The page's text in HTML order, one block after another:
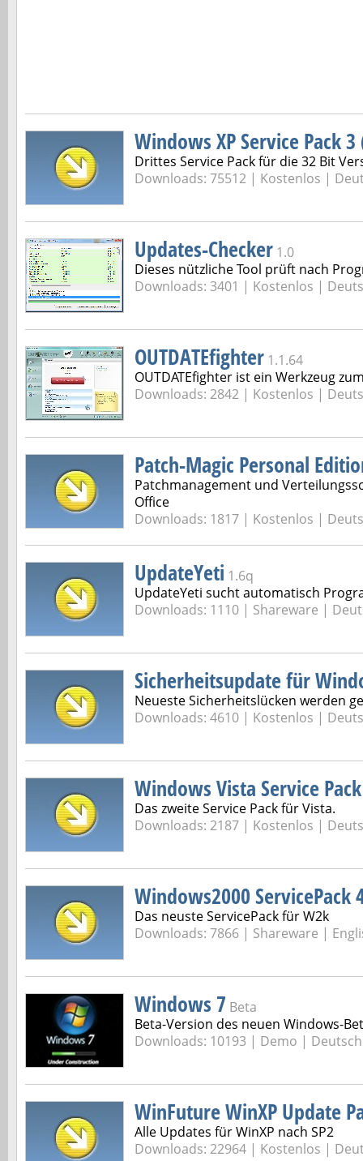
Windows XP Service Pack
Drittes Service Pack für die 32 Bit
Downloads: 75512 | Kostenlos |
Updates-Checker 1.0
Dieses nützliche Tool prüft nach
Downloads: 3401 | Kostenlos |
OUTDATEfighter 1.1.64
OUTDATEfighter ist ein Werkzeug
Downloads: 2842 | Kostenlos |
Patch-Magic Personal
Patchmanagement und
Office
Downloads: 1817 | Kostenlos |
UpdateYeti 1.6q
UpdateYeti sucht automatisch
Downloads: 1110 | Shareware |
Sicherheitsupdate für
Neueste Sicherheitslücken werden
Downloads: 4610 | Kostenlos |
Windows Vista Service
Das zweite Service Pack für Vista.
Downloads: 2187 | Kostenlos |
Windows2000 ServicePack
Das neuste ServicePack für W2k
Downloads: 7866 | Shareware |
Windows 7 Beta
Beta-Version des neuen Windows-
Downloads: 10193 | Demo | Deutsch
WinFuture WinXP Update
Alle Updates für WinXP nach SP2
Downloads: 22964 | Kostenlos |